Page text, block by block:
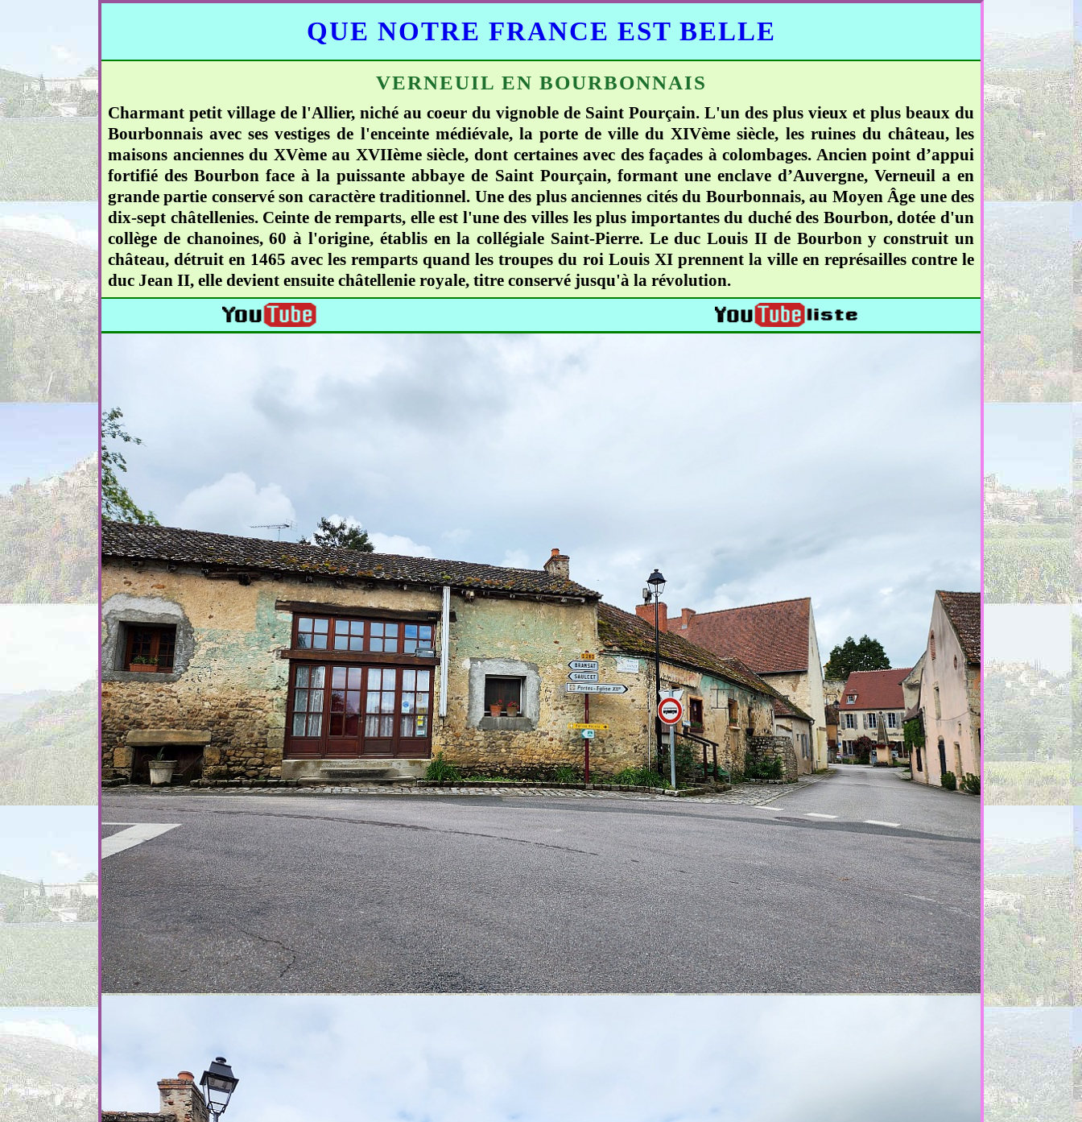
QUE NOTRE FRANCE EST BELLE
VERNEUIL EN BOURBONNAIS
Charmant petit village de l'Allier, niché au coeur du vignoble de Saint Pourçain. L'un des plus vieux et plus beaux du
Bourbonnais avec ses vestiges de l'enceinte médiévale, la porte de ville du XIVème siècle, les ruines du château, les
maisons anciennes du XVème au XVIIème siècle, dont certaines avec des façades à colombages. Ancien point d’appui
fortifié des Bourbon face à la puissante abbaye de Saint Pourçain, formant une enclave d’Auvergne, Verneuil a en
grande partie conservé son caractère traditionnel. Une des plus anciennes cités du Bourbonnais, au Moyen Âge une des
dix-sept châtellenies. Ceinte de remparts, elle est l'une des villes les plus importantes du duché des Bourbon, dotée d'un
collège de chanoines, 60 à l'origine, établis en la collégiale Saint-Pierre. Le duc Louis II de Bourbon y construit un
château, détruit en 1465 avec les remparts quand les troupes du roi Louis XI prennent la ville en représailles contre le
duc Jean II, elle devient ensuite châtellenie royale, titre conservé jusqu'à la révolution.